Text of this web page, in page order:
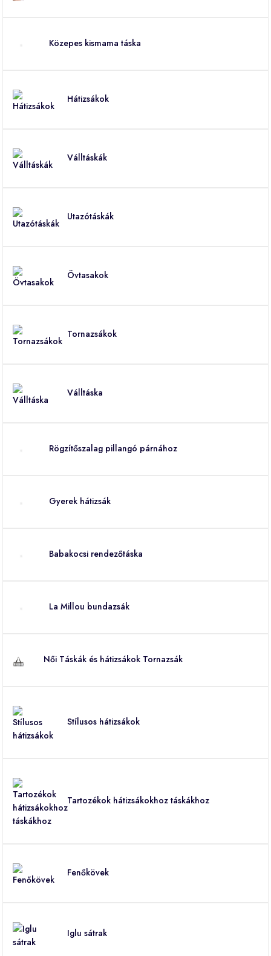
Közepes kismama táska
Hátizsákok
Válltáskák
Utazótáskák
Övtasakok
Tornazsákok
Válltáska
Rögzítőszalag pillangó párnához
Gyerek hátizsák
Babakocsi rendezőtáska
La Millou bundazsák
Női Táskák és hátizsákok Tornazsák
Stílusos hátizsákok
Tartozékok hátizsákokhoz táskákhoz
Fenőkövek
Iglu sátrak